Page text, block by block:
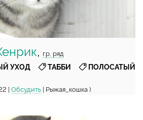
, г.р, ряд
УХОД ТАББИ ПОЛОСАТЫЙ
| Обсудить| Рыжая_кошка )